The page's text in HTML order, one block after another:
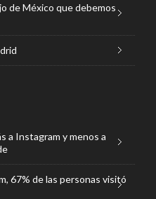
de México que debemos
a Instagram y menos a
67% de las personas visitó